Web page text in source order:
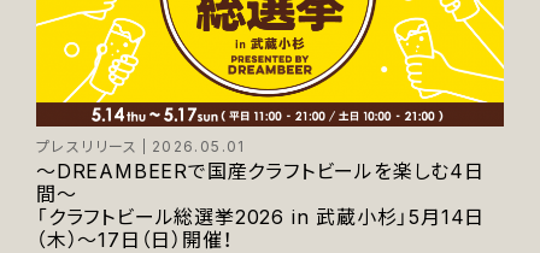
プレスリリース 2026.05.01
～DREAMBEERで国産クラフトビールを楽しむ4日
間～
「クラフトビール総選挙2026 in 武蔵小杉」5月14日
（木）～17日（日）開催！